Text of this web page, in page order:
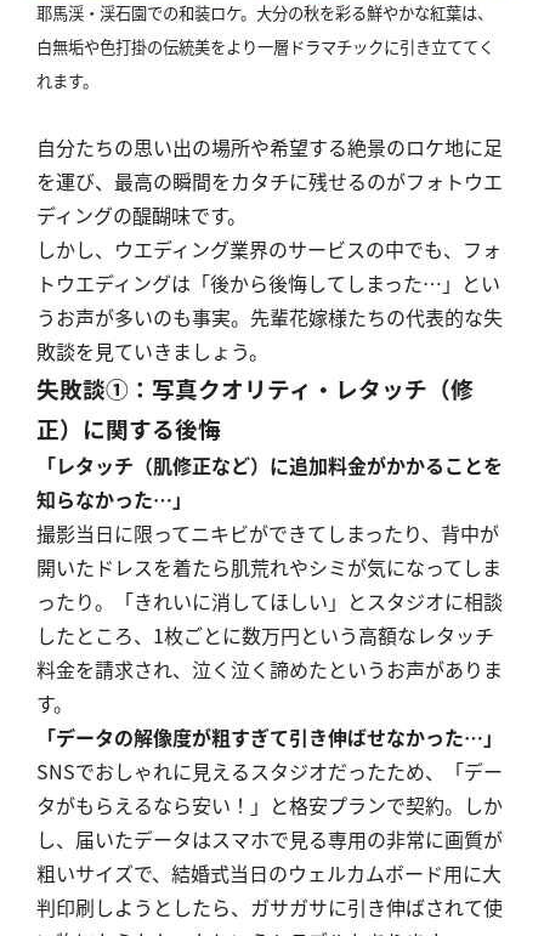
耶馬渓・渓石園での和装ロケ。大分の秋を彩る鮮やかな紅葉は、
白無垢や色打掛の伝統美をより一層ドラマチックに引き立ててく
れます。
自分たちの思い出の場所や希望する絶景のロケ地に足
を運び、最高の瞬間をカタチに残せるのがフォトウエ
ディングの醍醐味です。
しかし、ウエディング業界のサービスの中でも、フォ
トウエディングは「後から後悔してしまった…」とい
うお声が多いのも事実。先輩花嫁様たちの代表的な失
敗談を見ていきましょう。
失敗談①：写真クオリティ・レタッチ（修
正）に関する後悔
「レタッチ（肌修正など）に追加料金がかかることを
知らなかった…」
撮影当日に限ってニキビができてしまったり、背中が
開いたドレスを着たら肌荒れやシミが気になってしま
ったり。「きれいに消してほしい」とスタジオに相談
したところ、1枚ごとに数万円という高額なレタッチ
料金を請求され、泣く泣く諦めたというお声がありま
す。
「データの解像度が粗すぎて引き伸ばせなかった…」
SNSでおしゃれに見えるスタジオだったため、「デー
タがもらえるなら安い！」と格安プランで契約。しか
し、届いたデータはスマホで見る専用の非常に画質が
粗いサイズで、結婚式当日のウェルカムボード用に大
判印刷しようとしたら、ガサガサに引き伸ばされて使